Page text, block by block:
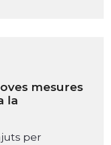
mesures
la
per